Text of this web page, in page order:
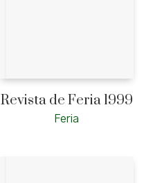
Revista de Feria 1999
Feria